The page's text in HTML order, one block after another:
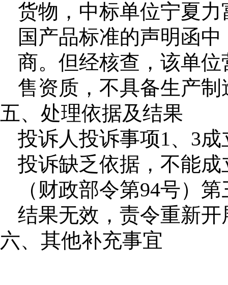
货物，中标单位宁夏
国产品标准的声明函
商。但经核查，该单
售资质，不具备生产制
五、处理依据及结果
投诉人投诉事项1、3
投诉缺乏依据，不能
（财政部令第94号）
结果无效，责令重新
六、其他补充事宜